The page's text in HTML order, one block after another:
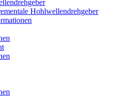
Hohlwellendrehgeber